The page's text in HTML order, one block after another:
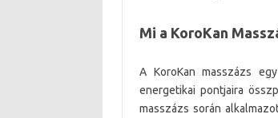
Mi a KoroKan
A KoroKan masszázs
energetikai pontjaira
masszázs során